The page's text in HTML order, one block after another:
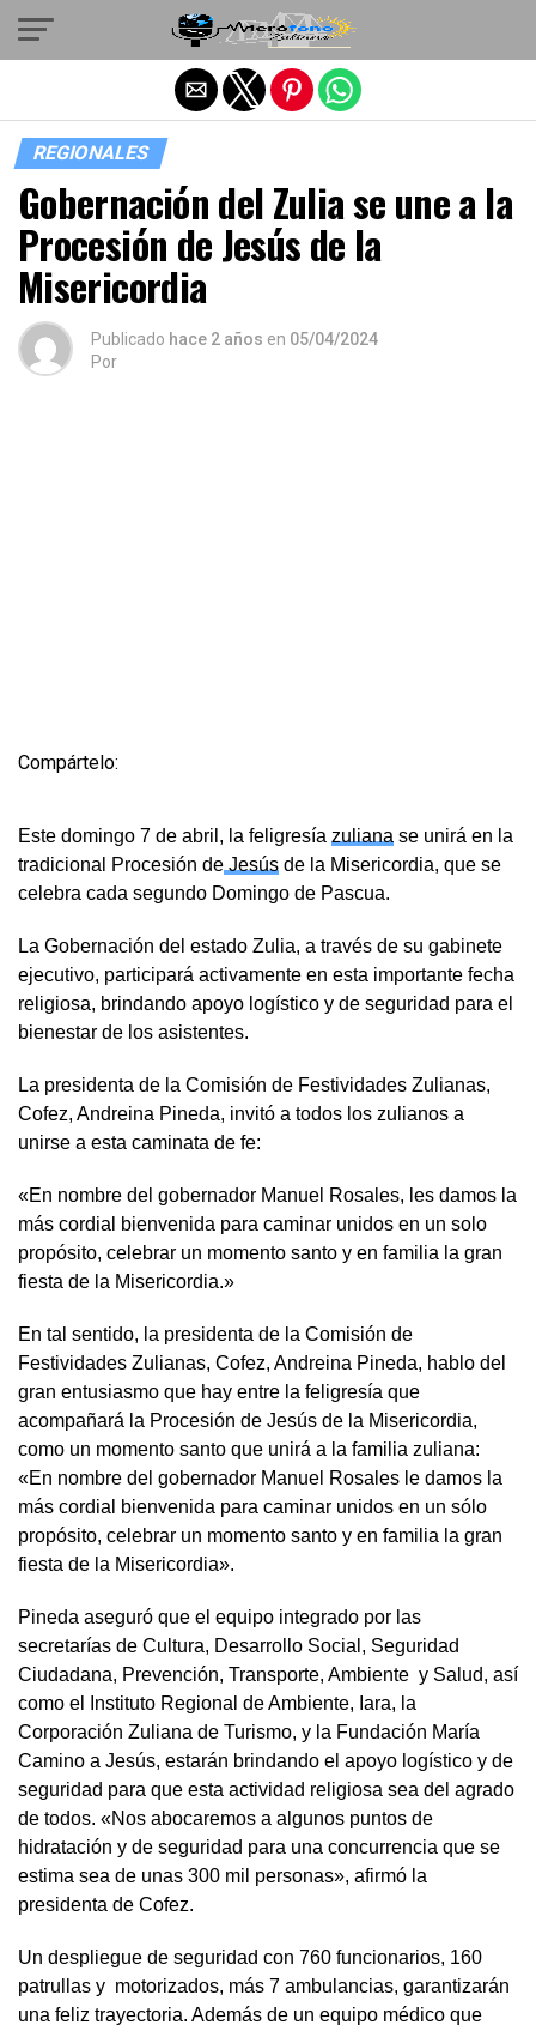
REGIONALES
Gobernación del Zulia se une a la
Procesión de Jesús de la
Misericordia
Publicado hace 2 años en 05/04/2024
Por
Compártelo:
Este domingo 7 de abril, la feligresía zuliana se unirá en la
tradicional Procesión de Jesús de la Misericordia, que se
celebra cada segundo Domingo de Pascua.
La Gobernación del estado Zulia, a través de su gabinete
ejecutivo, participará activamente en esta importante fecha
religiosa, brindando apoyo logístico y de seguridad para el
bienestar de los asistentes.
La presidenta de la Comisión de Festividades Zulianas,
Cofez, Andreina Pineda, invitó a todos los zulianos a
unirse a esta caminata de fe:
«En nombre del gobernador Manuel Rosales, les damos la
más cordial bienvenida para caminar unidos en un solo
propósito, celebrar un momento santo y en familia la gran
fiesta de la Misericordia.»
En tal sentido, la presidenta de la Comisión de
Festividades Zulianas, Cofez, Andreina Pineda, hablo del
gran entusiasmo que hay entre la feligresía que
acompañará la Procesión de Jesús de la Misericordia,
como un momento santo que unirá a la familia zuliana:
«En nombre del gobernador Manuel Rosales le damos la
más cordial bienvenida para caminar unidos en un sólo
propósito, celebrar un momento santo y en familia la gran
fiesta de la Misericordia».
Pineda aseguró que el equipo integrado por las
secretarías de Cultura, Desarrollo Social, Seguridad
Ciudadana, Prevención, Transporte, Ambiente y Salud, así
como el Instituto Regional de Ambiente, Iara, la
Corporación Zuliana de Turismo, y la Fundación María
Camino a Jesús, estarán brindando el apoyo logístico y de
seguridad para que esta actividad religiosa sea del agrado
de todos. «Nos abocaremos a algunos puntos de
hidratación y de seguridad para una concurrencia que se
estima sea de unas 300 mil personas», afirmó la
presidenta de Cofez.
Un despliegue de seguridad con 760 funcionarios, 160
patrullas y motorizados, más 7 ambulancias, garantizarán
una feliz trayectoria. Además de un equipo médico que
Salir de la versión móvil